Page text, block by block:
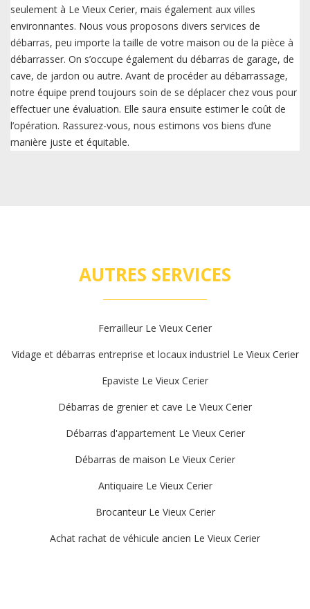
seulement à Le Vieux Cerier, mais également aux villes
environnantes. Nous vous proposons divers services de
débarras, peu importe la taille de votre maison ou de la pièce à
débarrasser. On s’occupe également du débarras de garage, de
cave, de jardon ou autre. Avant de procéder au débarrassage,
notre équipe prend toujours soin de se déplacer chez vous pour
effectuer une évaluation. Elle saura ensuite estimer le coût de
l’opération. Rassurez-vous, nous estimons vos biens d’une
manière juste et équitable.
AUTRES SERVICES
Ferrailleur Le Vieux Cerier
Vidage et débarras entreprise et locaux industriel Le Vieux Cerier
Epaviste Le Vieux Cerier
Débarras de grenier et cave Le Vieux Cerier
Débarras d'appartement Le Vieux Cerier
Débarras de maison Le Vieux Cerier
Antiquaire Le Vieux Cerier
Brocanteur Le Vieux Cerier
Achat rachat de véhicule ancien Le Vieux Cerier